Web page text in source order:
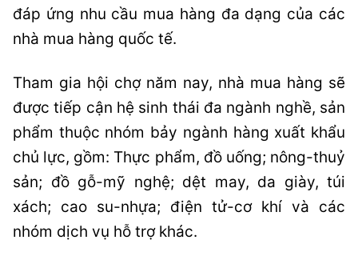
đáp ứng nhu cầu mua hàng đa dạng của các
nhà mua hàng quốc tế.
Tham gia hội chợ năm nay, nhà mua hàng sẽ
được tiếp cận hệ sinh thái đa ngành nghề, sản
phẩm thuộc nhóm bảy ngành hàng xuất khẩu
chủ lực, gồm: Thực phẩm, đồ uống; nông-thuỷ
sản; đồ gỗ-mỹ nghệ; dệt may, da giày, túi
xách; cao su-nhựa; điện tử-cơ khí và các
nhóm dịch vụ hỗ trợ khác.